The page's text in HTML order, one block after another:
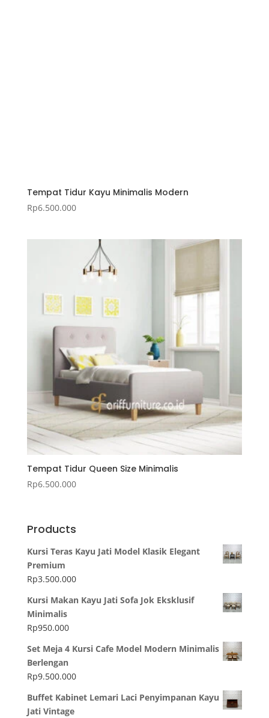
Tempat Tidur Kayu Minimalis Modern
Rp6.500.000
Tempat Tidur Queen Size Minimalis
Rp6.500.000
Products
Kursi Teras Kayu Jati Model Klasik Elegant
Premium
Rp3.500.000
Kursi Makan Kayu Jati Sofa Jok Eksklusif
Minimalis
Rp950.000
Set Meja 4 Kursi Cafe Model Modern Minimalis
Berlengan
Rp9.500.000
Buffet Kabinet Lemari Laci Penyimpanan Kayu
Jati Vintage